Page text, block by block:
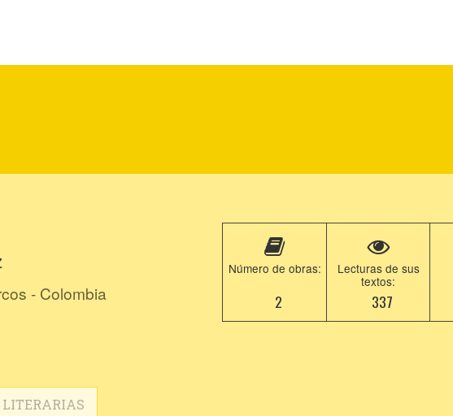
- Colombia
Número de obras:
2
Lecturas de sus
textos:
337
LITERARIAS